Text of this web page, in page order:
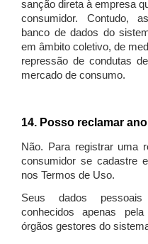
sanção direta à empresa
consumidor. Contudo,
banco de dados do
em âmbito coletivo, de
repressão de condutas
mercado de consumo.
14. Posso reclamar
Não. Para registrar uma
consumidor se cadastre
nos Termos de Uso.
Seus dados
conhecidos apenas
órgãos gestores do